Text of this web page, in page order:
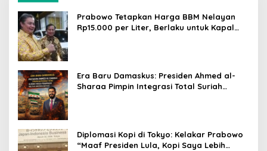
Prabowo Tetapkan Harga BBM Nelayan
Rp15.000 per Liter, Berlaku untuk Kapal
Era Baru Damaskus: Presiden Ahmed al-
Sharaa Pimpin Integrasi Total Suriah
Diplomasi Kopi di Tokyo: Kelakar Prabowo
“Maaf Presiden Lula, Kopi Saya Lebih